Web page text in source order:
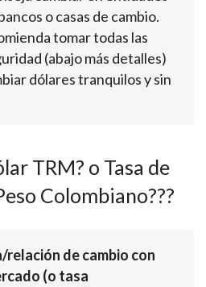
o casas de cambio.
tomar todas las
(abajo más detalles)
dólares tranquilos y sin
TRM? o Tasa de
Colombiano???
relación de cambio con
(o tasa